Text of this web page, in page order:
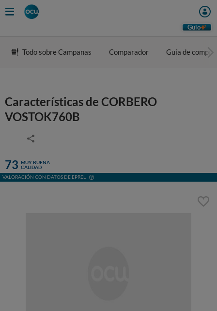
Guio
Todo sobre Campanas Comparador Guía de compra
Características de CORBERO
VOSTOK760B
73 MUY BUENA
CALIDAD
VALORACIÓN CON DATOS DE EPREL